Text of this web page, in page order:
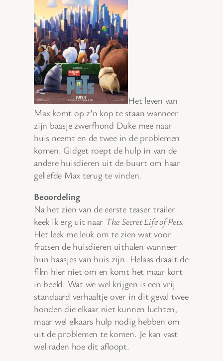
Het leven van
Max komt op z’n kop te staan wanneer
zijn baasje zwerfhond Duke mee naar
huis neemt en de twee in de problemen
komen. Gidget roept de hulp in van de
andere huisdieren uit de buurt om haar
geliefde Max terug te vinden.
Beoordeling
Na het zien van de eerste teaser trailer
keek ik erg uit naar The Secret Life of Pets.
Het leek me leuk om te zien wat voor
fratsen de huisdieren uithalen wanneer
hun baasjes van huis zijn. Helaas draait de
film hier niet om en komt het maar kort
in beeld. Wat we wel krijgen is een vrij
standaard verhaaltje over in dit geval twee
honden die elkaar niet kunnen luchten,
maar wel elkaars hulp nodig hebben om
uit de problemen te komen. Je kan vast
wel raden hoe dit afloopt.